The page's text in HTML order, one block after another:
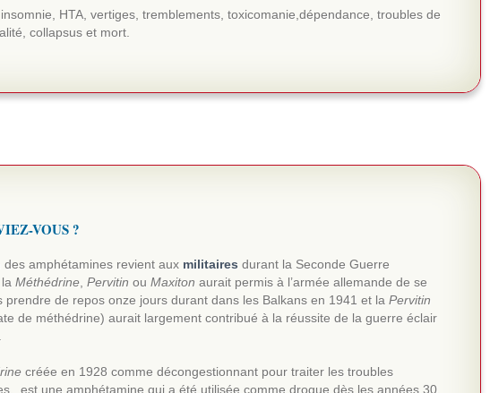
HTA, vertiges, tremblements, toxicomanie,dépendance, troubles de
collapsus et mort.
VOUS ?
des amphétamines revient aux militaires durant la Seconde Guerre
Méthédrine, Pervitin ou Maxiton aurait permis à l’armée allemande de se
prendre de repos onze jours durant dans les Balkans en 1941 et la Pervitin
de méthédrine) aurait largement contribué à la réussite de la guerre éclair
créée en 1928 comme décongestionnant pour traiter les troubles
est une amphétamine qui a été utilisée comme drogue dès les années 30.